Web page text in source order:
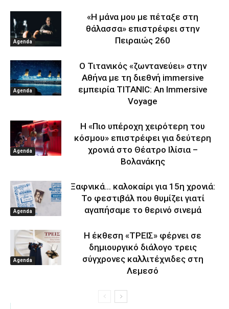
Agenda
«Η μάνα μου με πέταξε στη
θάλασσα» επιστρέφει στην
Πειραιώς 260
Agenda
Ο Τιτανικός «ζωντανεύει» στην
Αθήνα με τη διεθνή immersive
εμπειρία TITANIC: An Immersive
Voyage
Agenda
Η «Πιο υπέροχη χειρότερη του
κόσμου» επιστρέφει για δεύτερη
χρονιά στο Θέατρο Ιλίσια –
Βολανάκης
Agenda
Ξαφνικά… καλοκαίρι για 15η χρονιά:
Το φεστιβάλ που θυμίζει γιατί
αγαπήσαμε το θερινό σινεμά
Agenda
Η έκθεση «ΤΡΕΙΣ» φέρνει σε
δημιουργικό διάλογο τρεις
σύγχρονες καλλιτέχνιδες στη
Λεμεσό